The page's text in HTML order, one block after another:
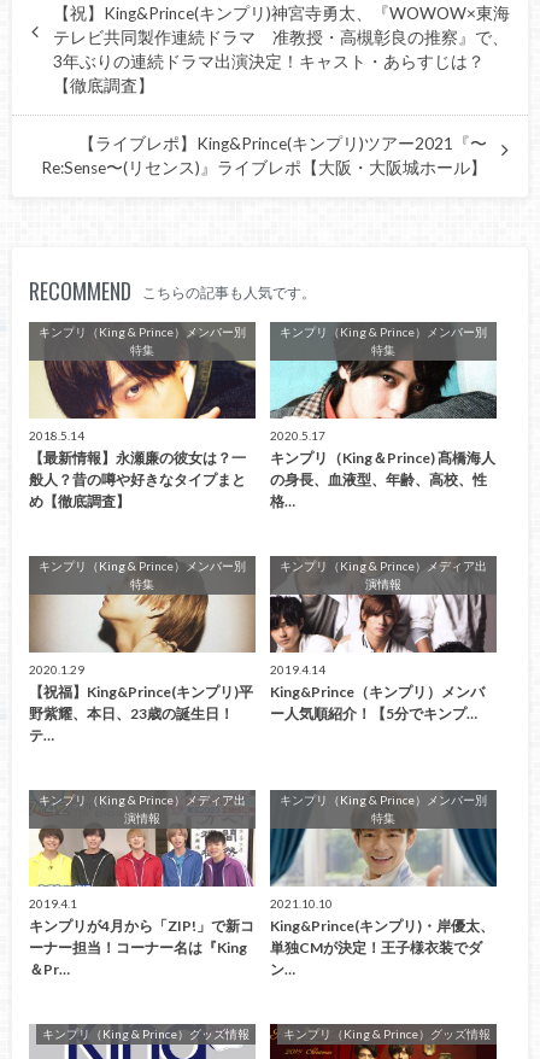
【祝】King&Prince(キンプリ)神宮寺勇太、『WOWOW×東海
テレビ共同製作連続ドラマ 准教授・高槻彰良の推察』で、
3年ぶりの連続ドラマ出演決定！キャスト・あらすじは？
【徹底調査】
【ライブレポ】King&Prince(キンプリ)ツアー2021『〜
Re:Sense〜(リセンス)』ライブレポ【大阪・大阪城ホール】
RECOMMEND こちらの記事も人気です。
キンプリ（King & Prince）メンバー別
特集
2018.5.14
【最新情報】永瀬廉の彼女は？一
般人？昔の噂や好きなタイプまと
め【徹底調査】
キンプリ（King & Prince）メンバー別
特集
2020.5.17
キンプリ（King＆Prince) 髙橋海人
の身長、血液型、年齢、高校、性
格…
キンプリ（King & Prince）メンバー別
特集
2020.1.29
【祝福】King&Prince(キンプリ)平
野紫耀、本日、23歳の誕生日！
テ…
キンプリ（King & Prince）メディア出
演情報
2019.4.14
King&Prince（キンプリ）メンバ
ー人気順紹介！【5分でキンプ…
キンプリ（King & Prince）メディア出
演情報
2019.4.1
キンプリが4月から「ZIP!」で新コ
ーナー担当！コーナー名は『King
＆Pr…
キンプリ（King & Prince）メンバー別
特集
2021.10.10
King&Prince(キンプリ)・岸優太、
単独CMが決定！王子様衣装でダ
ン…
キンプリ（King & Prince）グッズ情報 キンプリ（King & Prince）グッズ情報